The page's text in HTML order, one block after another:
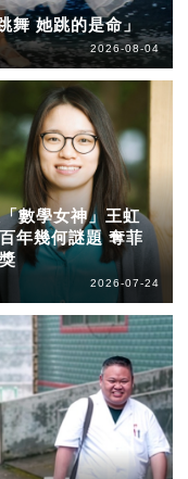
舞 她跳的是命」
2026-08-04
數學女神」王虹
年幾何謎題 奪菲
2026-07-24